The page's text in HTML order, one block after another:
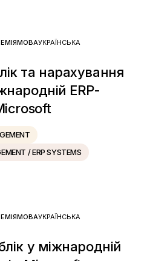
МОВАУКРАЇНСЬКА
та нарахування
ERP-
/ ERP SYSTEMS
МОВАУКРАЇНСЬКА
у міжнародній